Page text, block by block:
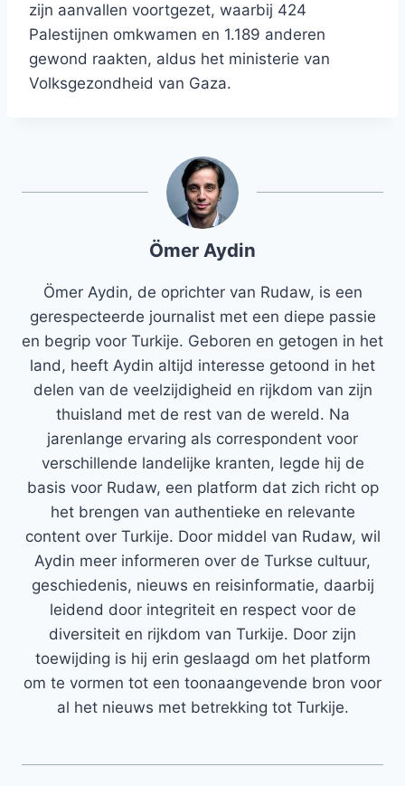
zijn aanvallen voortgezet, waarbij 424
Palestijnen omkwamen en 1.189 anderen
gewond raakten, aldus het ministerie van
Volksgezondheid van Gaza.
Ömer Aydin
Ömer Aydin, de oprichter van Rudaw, is een
gerespecteerde journalist met een diepe passie
en begrip voor Turkije. Geboren en getogen in het
land, heeft Aydin altijd interesse getoond in het
delen van de veelzijdigheid en rijkdom van zijn
thuisland met de rest van de wereld. Na
jarenlange ervaring als correspondent voor
verschillende landelijke kranten, legde hij de
basis voor Rudaw, een platform dat zich richt op
het brengen van authentieke en relevante
content over Turkije. Door middel van Rudaw, wil
Aydin meer informeren over de Turkse cultuur,
geschiedenis, nieuws en reisinformatie, daarbij
leidend door integriteit en respect voor de
diversiteit en rijkdom van Turkije. Door zijn
toewijding is hij erin geslaagd om het platform
om te vormen tot een toonaangevende bron voor
al het nieuws met betrekking tot Turkije.